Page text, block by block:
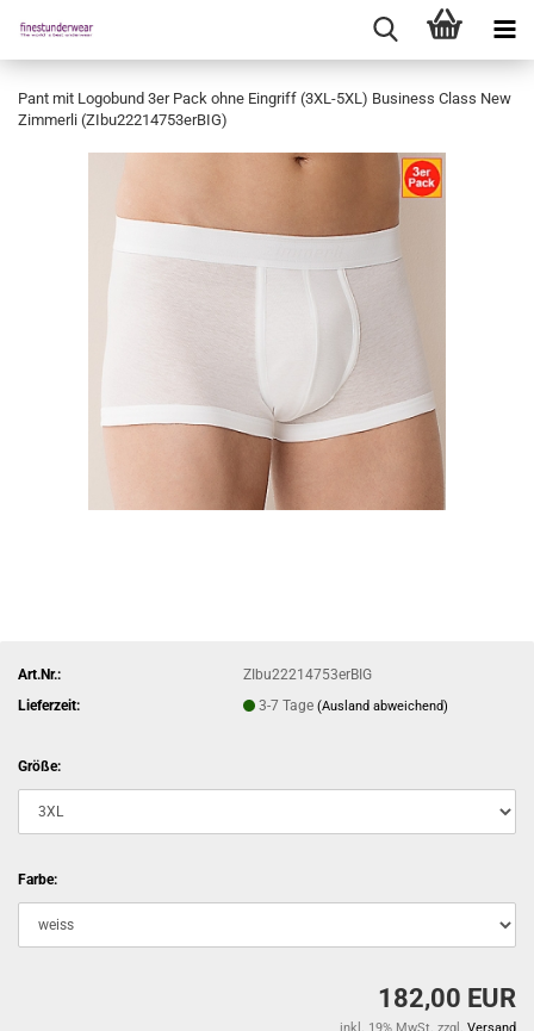
Pant mit Logobund 3er Pack ohne Eingriff (3XL-5XL) Business Class New
Zimmerli (ZIbu22214753erBIG)
Art.Nr.:
ZIbu22214753erBIG
Lieferzeit:
3-7 Tage(Ausland abweichend)
Größe:
Farbe:
182,00 EUR